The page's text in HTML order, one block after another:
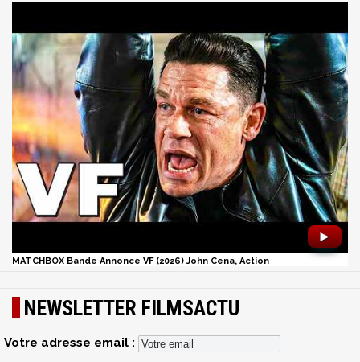
►
MATCHBOX Bande Annonce VF (2026) John Cena, Action
NEWSLETTER FILMSACTU
Votre adresse email :